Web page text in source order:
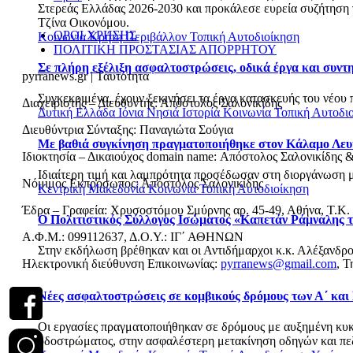
Στερεάς Ελλάδας 2026-2030 και προκάλεσε ευρεία συζήτηση
Τζίνα Οικονόμου.
ΚοινωνίαΚρήτηΠεριβάλλον Τοπική Αυτοδιοίκηση
Σε πλήρη εξέλιξη ασφαλτοστρώσεις, οδικά έργα και
Συγκεκριμένα, έχουν ξεκινήσει τα έργα κατασκευής του
Δυτική Ελλάδα Ιόνια Νησιά Ιστορία Κοινωνία Τοπική
Με βαθιά συγκίνηση πραγματοποιήθηκε στον Κάλαμο
Ιδιαίτερη τιμή και λαμπρότητα προσέδωσαν στη διοργάνωση
Κεντρική ΜακεδονίαΚοινωνίαΤοπική Αυτοδιοίκηση
Ο Πολιτιστικός Σύλλογος Ισώματος «Καπετάν Ράμναλης
Στην εκδήλωση βρέθηκαν και οι Αντιδήμαρχοι κ.κ.
Νέες ασφαλτοστρώσεις σε κομβικούς δρόμους των Α΄
Οι εργασίες πραγματοποιήθηκαν σε δρόμους με αυξημένη
οδοστρώματος, στην ασφαλέστερη μετακίνηση οδηγών και
ΟΡΟΙ ΧΡΗΣΗΣ
ΠΟΛΙΤΙΚΗ ΠΡΟΣΤΑΣΙΑΣ ΑΠΟΡΡΗΤΟΥ
pyrranews.gr | Ταυτότητα
Διαχειριστής – Διευθυντής: Απόστολος Σαλονικίδης
Διευθύντρια Σύνταξης: Παναγιώτα Σούγια
Ιδιοκτησία – Δικαιούχος domain name: Απόστολος
Νόμιμος Εκπρόσωπος: Απόστολος Σαλονικίδης
Έδρα – Γραφεία: Χρυσοστόμου Σμύρνης αρ. 45-49, Αθήνα, Τ.Κ.
Α.Φ.Μ.: 099112637, Δ.Ο.Υ.: ΙΓ΄ ΑΘΗΝΩΝ
Ηλεκτρονική διεύθυνση Επικοινωνίας: pyrranews@gmail.com,